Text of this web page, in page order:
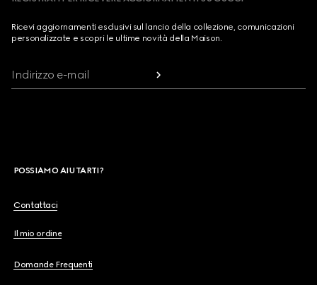
Ricevi aggiornamenti esclusivi sul lancio della collezione, comunicazioni
personalizzate e scopri le ultime novità della Maison.
Indirizzo e-mail
POSSIAMO AIUTARTI?
Contattaci
Il mio ordine
Domande Frequenti